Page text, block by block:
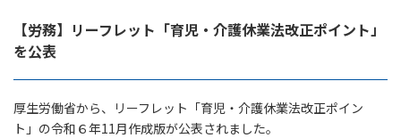
【労務】リーフレット「育児・介護休業法改正ポイント」
を公表
厚生労働省から、リーフレット「育児・介護休業法改正ポイン
ト」の令和６年11月作成版が公表されました。